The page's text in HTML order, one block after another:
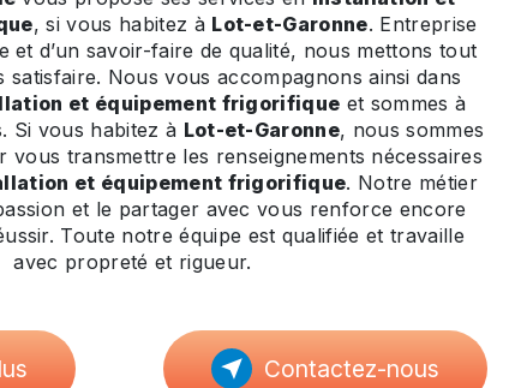
, si vous habitez à Lot-et-Garonne. Entreprise
et d’un savoir-faire de qualité, nous mettons tout
Nous vous accompagnons ainsi dans
et équipement frigorifique et sommes à
Si vous habitez à Lot-et-Garonne, nous sommes
vous transmettre les renseignements nécessaires
et équipement frigorifique. Notre métier
et le partager avec vous renforce encore
Toute notre équipe est qualifiée et travaille
avec propreté et rigueur.
Contactez-nous